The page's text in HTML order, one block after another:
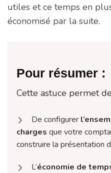
utiles et ce temps en
économisé par la suite.
Pour résumer :
Cette astuce permet
De configurer
charges que votre
construire la présentation
L’économie de